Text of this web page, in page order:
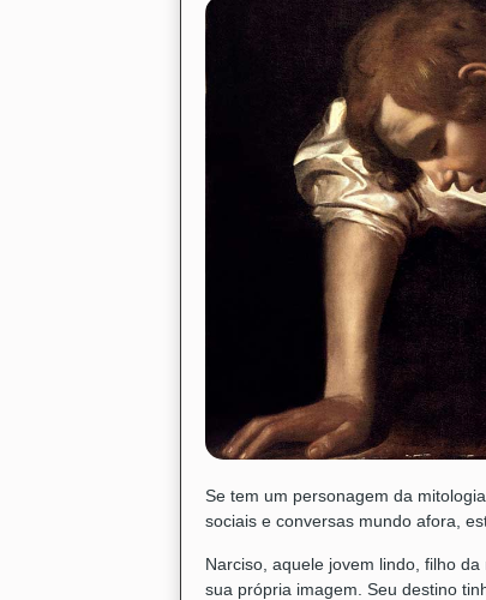
Se tem um personagem da
sociais e conversas mundo afora,
Narciso, aquele jovem lindo, filho
sua própria imagem. Seu destino